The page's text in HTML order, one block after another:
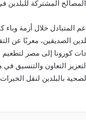
المشتركة للبلدين
المتبادل خلال أزمة وباء
الصديقين، معربًا عن
كورونا إلى مصر لتطعيم
التعاون والتنسيق في
بالبلدين لنقل الخبرات